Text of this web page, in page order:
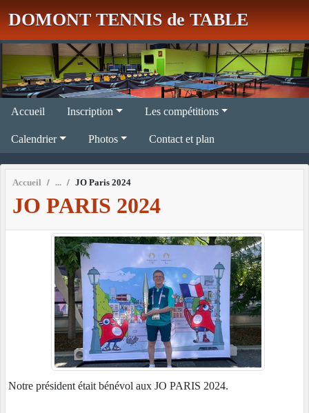
DOMONT TENNIS de TABLE
Accueil Inscription Les compétitions
Calendrier Photos Contact et plan
Accueil JO Paris 2024
JO PARIS 2024
Notre président était bénévol aux JO PARIS 2024.